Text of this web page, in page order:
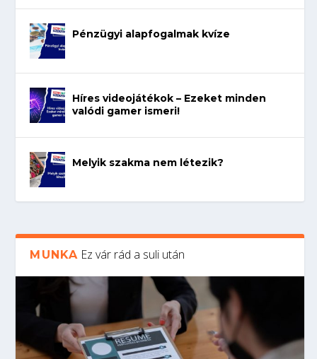
Pénzügyi alapfogalmak kvíze
Híres videojátékok – Ezeket minden
valódi gamer ismeri!
Melyik szakma nem létezik?
MUNKA Ez vár rád a suli után